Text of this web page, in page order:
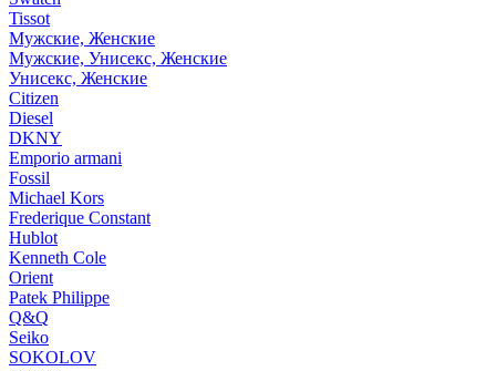
Tissot
Мужские, Женские
Мужские, Унисекс, Женские
Унисекс, Женские
Citizen
Diesel
DKNY
Emporio armani
Fossil
Michael Kors
Frederique Constant
Hublot
Kenneth Cole
Orient
Patek Philippe
Q&Q
Seiko
SOKOLOV